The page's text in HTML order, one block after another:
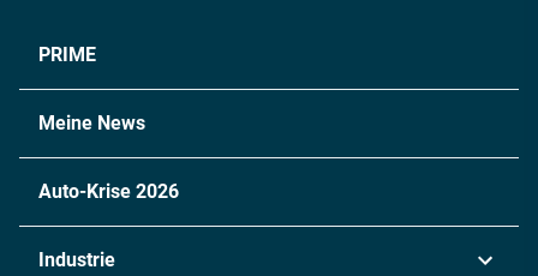
PRIME
Meine News
Auto-Krise 2026
Industrie